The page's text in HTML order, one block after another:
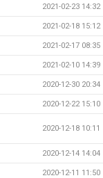
2021-02-23 14:32
2021-02-18 15:12
2021-02-17 08:35
2021-02-10 14:39
2020-12-30 20:34
2020-12-22 15:10
2020-12-18 10:11
2020-12-14 14:04
2020-12-11 11:50